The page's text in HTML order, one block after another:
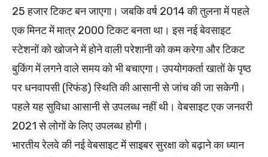
25 हजार टिकट बन जाएगा। जबकि वर्ष 2014 की तुलना में पहले
एक मिनट में मात्र 2000 टिकट बनता था। इस नई बेवसाइट
स्टेशनों को खोजने में होने वाली परेशानी को कम करेगा और टिकट
बुकिंग में लगने वाले समय को भी बचाएगा। उपयोगकर्ता खातों के पृष्ठ
पर धनवापसी (रिफंड) स्थिति की आसानी से जांच की जा सकेगी।
पहले यह सुविधा आसानी से उपलब्ध नहीं थी। वेबसाइट एक जनवरी
2021 से लोगों के लिए उपलब्ध होगी।
भारतीय रेलवे की नई वेबसाइट में साइबर सुरक्षा को बढ़ाने का ध्यान